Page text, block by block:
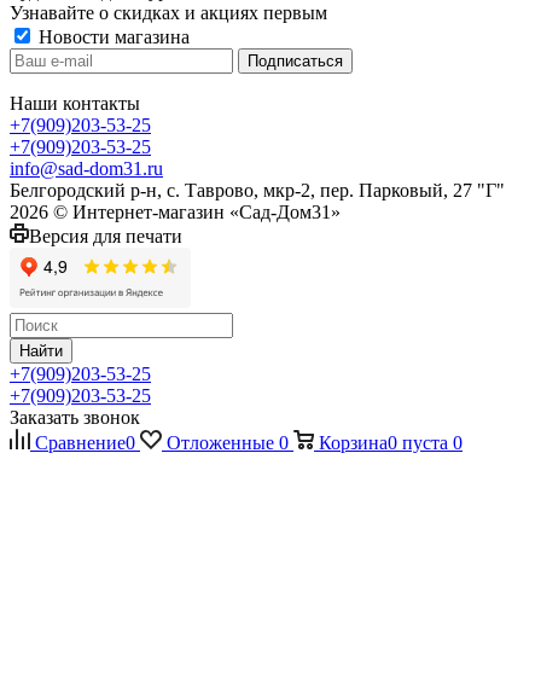
Узнавайте о скидках и акциях первым
Новости магазина
Наши контакты
+7(909)203-53-25
+7(909)203-53-25
info@sad-dom31.ru
Белгородский р-н, с. Таврово, мкр-2, пер. Парковый, 27 "Г"
2026 © Интернет-магазин «Сад-Дом31»
Версия для печати
Найти
+7(909)203-53-25
+7(909)203-53-25
Заказать звонок
Сравнение0 Отложенные 0 Корзина0 пуста 0